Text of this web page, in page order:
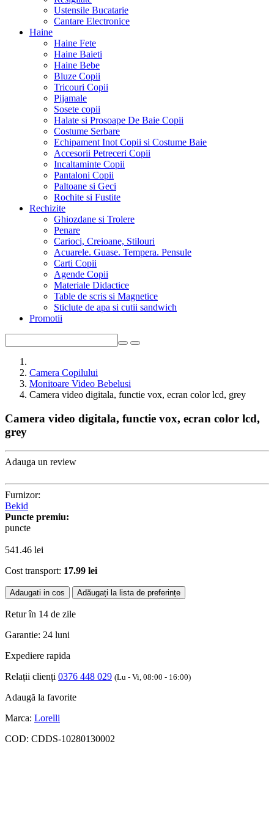
Ustensile Bucatarie
Cantare Electronice
Haine
Haine Fete
Haine Baieti
Haine Bebe
Bluze Copii
Tricouri Copii
Pijamale
Sosete copii
Halate si Prosoape De Baie Copii
Costume Serbare
Echipament Inot Copii si Costume Baie
Accesorii Petreceri Copii
Incaltaminte Copii
Pantaloni Copii
Paltoane si Geci
Rochite si Fustite
Rechizite
Ghiozdane si Trolere
Penare
Carioci, Creioane, Stilouri
Acuarele. Guase. Tempera. Pensule
Carti Copii
Agende Copii
Materiale Didactice
Table de scris si Magnetice
Sticlute de apa si cutii sandwich
Promotii
Camera Copilului
Monitoare Video Bebelusi
Camera video digitala, functie vox, ecran color lcd, grey
Camera video digitala, functie vox, ecran color lcd,
grey
Adauga un review
Furnizor:
Bekid
Puncte premiu:
puncte
541.46 lei
Cost transport: 17.99 lei
Adaugati in cos Adăugați la lista de preferințe
Retur în 14 de zile
Garantie: 24 luni
Expediere rapida
Relații clienți 0376 448 029 (Lu - Vi, 08:00 - 16:00)
Adaugă la favorite
Marca: Lorelli
COD: CDDS-10280130002